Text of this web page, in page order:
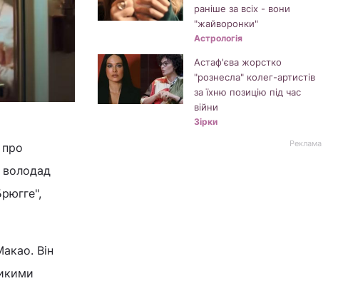
володад
Він
раніше за всіх - вони
"жайворонки"
Астрологія
Астаф'єва жорстко
"рознесла" колег-артистів
за їхню позицію під час
війни
Зірки
Реклама